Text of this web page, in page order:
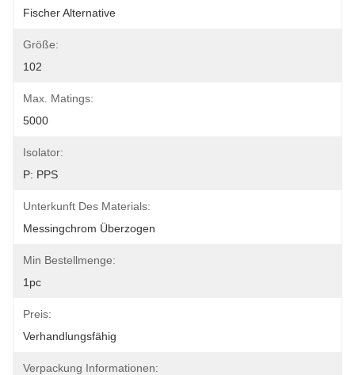
Fischer Alternative
Größe:
102
Max. Matings:
5000
Isolator:
P: PPS
Unterkunft Des Materials:
Messingchrom Überzogen
Min Bestellmenge:
1pc
Preis:
Verhandlungsfähig
Verpackung Informationen: